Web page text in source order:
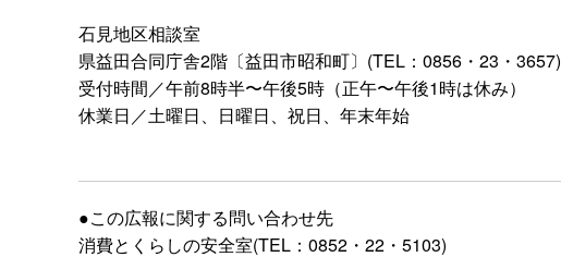
石見地区相談室
県益田合同庁舎2階〔益田市昭和町〕(TEL：0856・23・3657)
受付時間／午前8時半〜午後5時（正午〜午後1時は休み）
休業日／土曜日、日曜日、祝日、年末年始
●この広報に関する問い合わせ先
消費とくらしの安全室(TEL：0852・22・5103)